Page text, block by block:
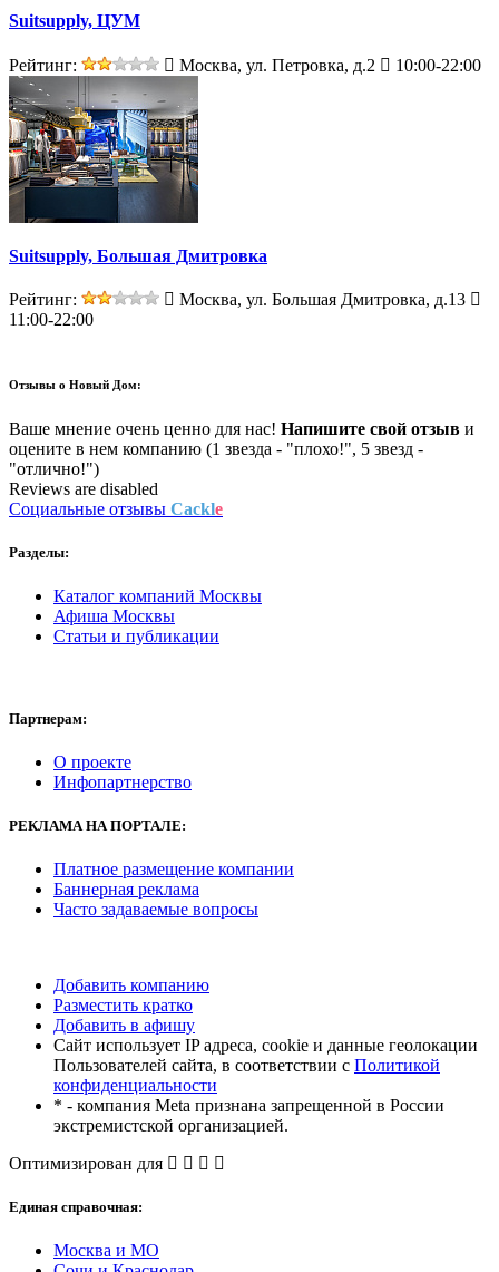
Suitsupply, ЦУМ
Рейтинг: Москва, ул. Петровка, д.2 10:00-22:00
Suitsupply, Большая Дмитровка
Рейтинг:
Москва, ул. Большая Дмитровка, д.13
11:00-22:00
Отзывы о Новый Дом:
Ваше мнение очень ценно для нас! Напишите свой отзыв и
оцените в нем компанию (1 звезда - "плохо!", 5 звезд -
"отлично!")
Reviews are disabled
Социальные отзывы Cackle
Разделы:
Каталог компаний Москвы
Афиша Москвы
Статьи и публикации
Партнерам:
О проекте
Инфопартнерство
РЕКЛАМА НА ПОРТАЛЕ:
Платное размещение компании
Баннерная реклама
Часто задаваемые вопросы
Добавить компанию
Разместить кратко
Добавить в афишу
Сайт использует IP адреса, cookie и данные геолокации
Пользователей сайта, в соответствии с Политикой
конфиденциальности
* - компания Meta признана запрещенной в России
экстремистской организацией.
Оптимизирован для
Единая справочная:
Москва и МО